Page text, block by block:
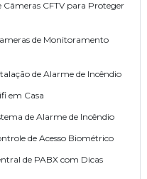
CFTV para Proteger
de Monitoramento
de Alarme de Incêndio
em Casa
de Alarme de Incêndio
de Acesso Biométrico
de PABX com Dicas